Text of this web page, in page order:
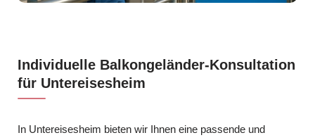
Individuelle Balkongeländer-Konsultation
für Untereisesheim
In Untereisesheim bieten wir Ihnen eine passende und